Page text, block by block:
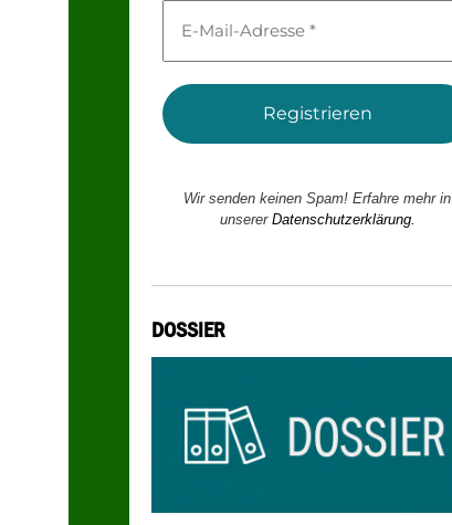
Mail-
*
Wir senden keinen Spam! Erfahre mehr in
unserer Datenschutzerklärung.
DOSSIER